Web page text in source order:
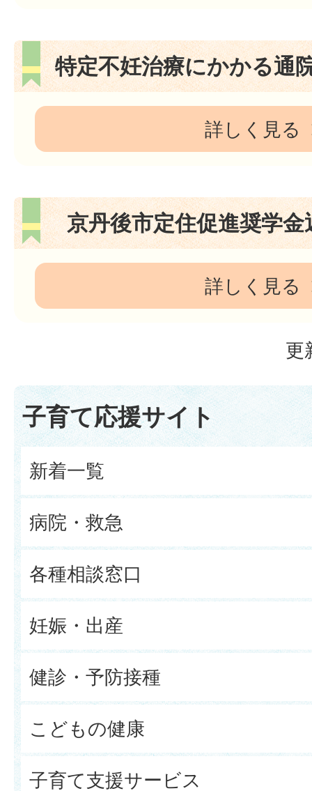
特定不妊治療にかかる通
詳しく見る
京丹後市定住促進奨学
詳しく見る
更
子育て応援サイト
新着一覧
病院・救急
各種相談窓口
妊娠・出産
健診・予防接種
こどもの健康
子育て支援サービス